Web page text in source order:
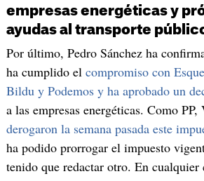
empresas energéticas y
ayudas al transporte
Por último, Pedro Sánchez ha
ha cumplido el compromiso con
Bildu y Podemos y ha aprobado un
a las empresas energéticas. Como
derogaron la semana pasada este
ha podido prorrogar el impuesto
tenido que redactar otro. En cualquier